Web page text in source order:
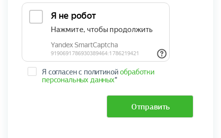
Я согласен с политикойобработки
персональных данных*
Отправить